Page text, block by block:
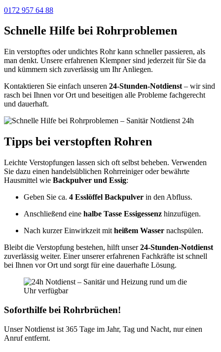
0172 957 64 88
Schnelle Hilfe bei Rohrproblemen
Ein verstopftes oder undichtes Rohr kann schneller passieren, als
man denkt. Unsere erfahrenen Klempner sind jederzeit für Sie da
und kümmern sich zuverlässig um Ihr Anliegen.
Kontaktieren Sie einfach unseren 24-Stunden-Notdienst – wir sind
rasch bei Ihnen vor Ort und beseitigen alle Probleme fachgerecht
und dauerhaft.
Tipps bei verstopften Rohren
Leichte Verstopfungen lassen sich oft selbst beheben. Verwenden
Sie dazu einen handelsüblichen Rohrreiniger oder bewährte
Hausmittel wie Backpulver und Essig:
Geben Sie ca. 4 Esslöffel Backpulver in den Abfluss.
Anschließend eine halbe Tasse Essigessenz hinzufügen.
Nach kurzer Einwirkzeit mit heißem Wasser nachspülen.
Bleibt die Verstopfung bestehen, hilft unser24-Stunden-Notdienst
zuverlässig weiter. Einer unserer erfahrenen Fachkräfte ist schnell
bei Ihnen vor Ort und sorgt für eine dauerhafte Lösung.
Soforthilfe bei Rohrbrüchen!
Unser Notdienst ist 365 Tage im Jahr, Tag und Nacht, nur einen
Anruf entfernt.